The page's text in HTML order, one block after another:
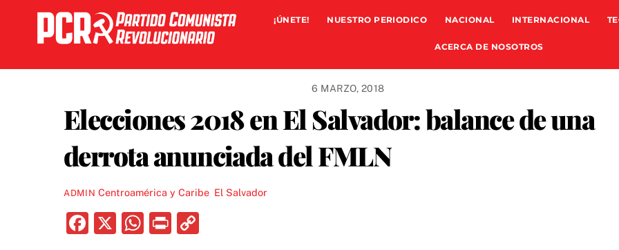
content
¡ÚNETE! NUESTRO PERIODICO NACIONAL INTERNACIONAL
ACERCA DE NOSOTROS
6 MARZO, 2018
Elecciones 2018 en El Salvador: balance de una
derrota anunciada del FMLN
ADMIN Centroamérica y Caribe El Salvador
F
X
W P